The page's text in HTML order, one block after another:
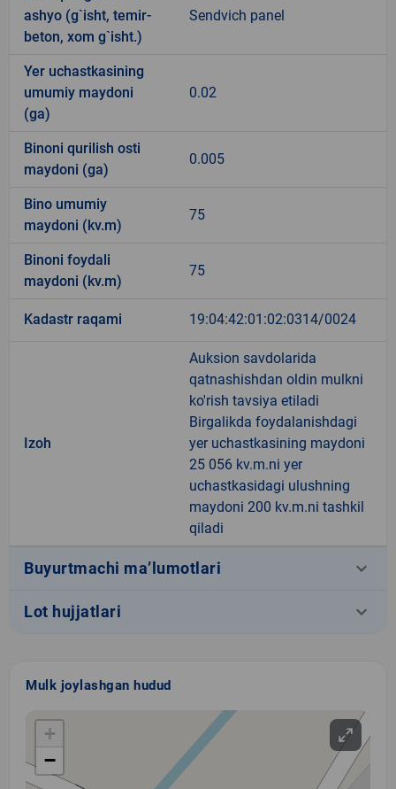
ashyo (g`isht, temir-
beton, xom g`isht.)
Sendvich panel
Yer uchastkasining
umumiy maydoni
(ga)
0.02
Binoni qurilish osti
maydoni (ga)
0.005
Bino umumiy
maydoni (kv.m)
75
Binoni foydali
maydoni (kv.m)
75
Kadastr raqami 19:04:42:01:02:0314/0024
Izoh
Auksion savdolarida
qatnashishdan oldin mulkni
ko'rish tavsiya etiladi
Birgalikda foydalanishdagi
yer uchastkasining maydoni
25 056 kv.m.ni yer
uchastkasidagi ulushning
maydoni 200 kv.m.ni tashkil
qiladi
Buyurtmachi ma’lumotlari keyboard_arrow_down
Lot hujjatlari keyboard_arrow_down
Mulk joylashgan hudud
+
−